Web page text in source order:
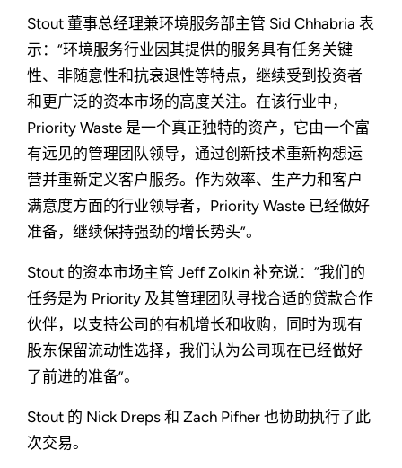
Stout 董事总经理兼环境服务部主管 Sid Chhabria 表
示：“环境服务行业因其提供的服务具有任务关键
性、非随意性和抗衰退性等特点，继续受到投资者
和更广泛的资本市场的高度关注。在该行业中，
Priority Waste 是一个真正独特的资产，它由一个富
有远见的管理团队领导，通过创新技术重新构想运
营并重新定义客户服务。作为效率、生产力和客户
满意度方面的行业领导者，Priority Waste 已经做好
准备，继续保持强劲的增长势头”。
Stout 的资本市场主管 Jeff Zolkin 补充说：“我们的
任务是为 Priority 及其管理团队寻找合适的贷款合作
伙伴，以支持公司的有机增长和收购，同时为现有
股东保留流动性选择，我们认为公司现在已经做好
了前进的准备”。
Stout 的 Nick Dreps 和 Zach Pifher 也协助执行了此
次交易。